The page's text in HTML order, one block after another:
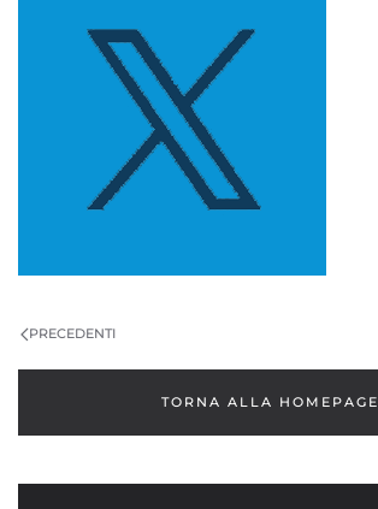
PRECEDENTI
TORNA ALLA HOMEPAGE